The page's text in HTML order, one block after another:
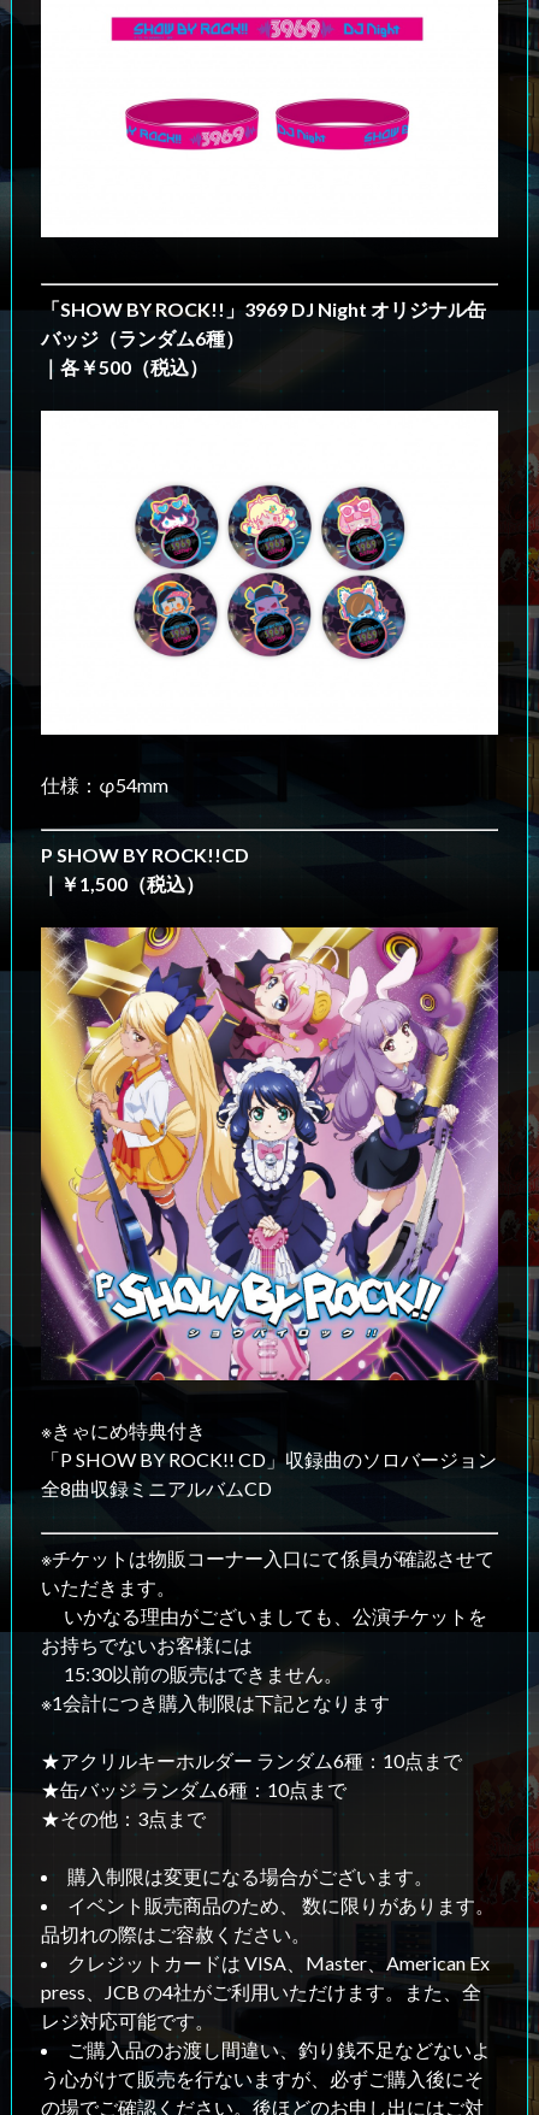
「SHOW BY ROCK!!」3969 DJ Night オリジナル缶
バッジ（ランダム6種）
｜各￥500（税込）
仕様：φ54mm
P SHOW BY ROCK!!CD
｜￥1,500（税込）
※きゃにめ特典付き
「P SHOW BY ROCK!! CD」収録曲のソロバージョン
全8曲収録ミニアルバムCD
※チケットは物販コーナー入口にて係員が確認させて
いただきます。
いかなる理由がございましても、公演チケットを
お持ちでないお客様には
15:30以前の販売はできません。
※1会計につき購入制限は下記となります
★アクリルキーホルダー ランダム6種：10点まで
★缶バッジ ランダム6種：10点まで
★その他：3点まで
購入制限は変更になる場合がございます。
イベント販売商品のため、 数に限りがあります。
品切れの際はご容赦ください。
クレジットカードは VISA、Master、American Ex
press、JCB の4社がご利用いただけます。また、全
レジ対応可能です。
ご購入品のお渡し間違い、釣り銭不足などないよ
う心がけて販売を行ないますが、必ずご購入後にそ
の場でご確認ください。後ほどのお申し出にはご対